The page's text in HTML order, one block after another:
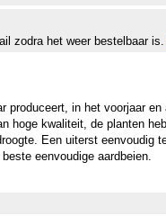
zodra het weer bestelbaar is.
produceert, in het voorjaar en
hoge kwaliteit, de planten
Een uiterst eenvoudig
eenvoudige aardbeien.
oude rassen, die
we een deel van dit